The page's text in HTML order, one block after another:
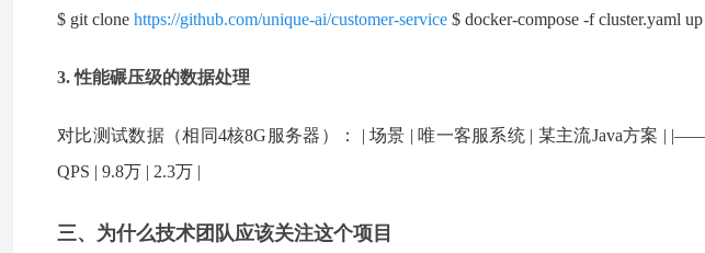
$ git clone https://github.com/unique-ai/customer-service $ docker-compose -f cluster.yaml
3. 性能碾压级的数据处理
对比测试数据（相同4核8G服务器）： | 场景 | 唯一客服系统 | 某主流Java方
QPS | 9.8万 | 2.3万 |
三、为什么技术团队应该关注这个项目